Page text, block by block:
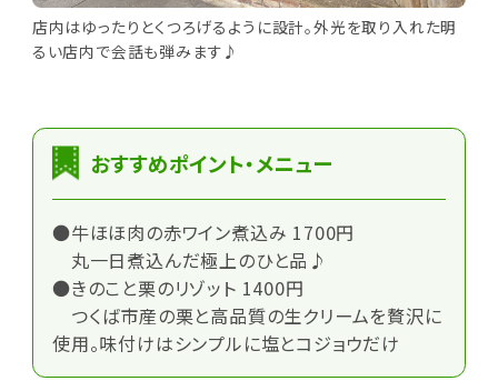
店内はゆったりとくつろげるように設計。外光を取り入れた明
るい店内で会話も弾みます♪
おすすめポイント・メニュー
●牛ほほ肉の赤ワイン煮込み 1700円
丸一日煮込んだ極上のひと品♪
●きのこと栗のリゾット 1400円
つくば市産の栗と高品質の生クリームを贅沢に
使用。味付けはシンプルに塩とコジョウだけ